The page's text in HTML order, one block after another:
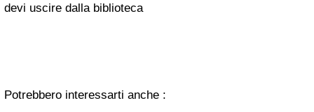
devi uscire dalla biblioteca
Potrebbero interessarti anche :